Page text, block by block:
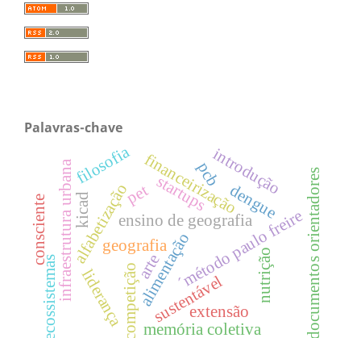
Palavras-chave
ensino de geografia
alfabetização ´método paulo freiredocumentos orientadores
geografia
infraestrutura urbana dengue
ecossistemas
financeirização
startups
nutrição
alimentação
competição sustentável
pet
extensão
memória coletiva
pcb
kicad
introdução
liderança
consciente
filosofia
arte